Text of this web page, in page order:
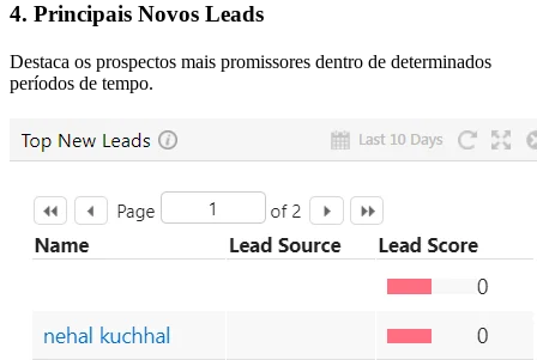
4. Principais Novos Leads
Destaca os prospectos mais promissores dentro de determinados
períodos de tempo.